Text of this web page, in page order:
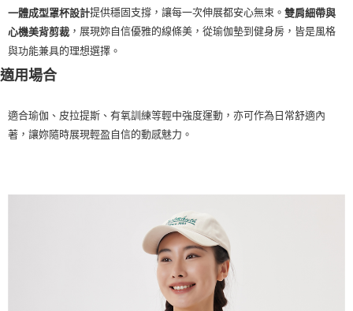
每筆NT$100，滿NT$2,000(含以上)免運費
一體成型罩杯設計提供穩固支撐，讓每一次伸展都安心無束。 雙肩細帶與
心機美背剪裁 ，展現妳自信優雅的線條美，從瑜伽墊到健身房，皆是風格
與功能兼具的理想選擇。
適用場合
適合瑜伽、皮拉提斯、有氧訓練等輕中強度運動，亦可作為日常舒適內
著，讓妳隨時展現輕盈自信的動感魅力。